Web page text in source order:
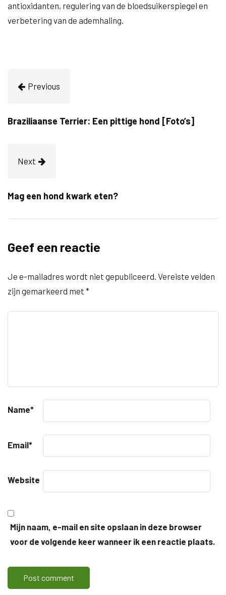
antioxidanten, regulering van de bloedsuikerspiegel en
verbetering van de ademhaling.
Previous
Braziliaanse Terrier: Een pittige hond [Foto’s]
Next
Mag een hond kwark eten?
Geef een reactie
Je e-mailadres wordt niet gepubliceerd. Vereiste velden
zijn gemarkeerd met *
Name*
Email*
Website
Mijn naam, e-mail en site opslaan in deze browser
voor de volgende keer wanneer ik een reactie plaats.